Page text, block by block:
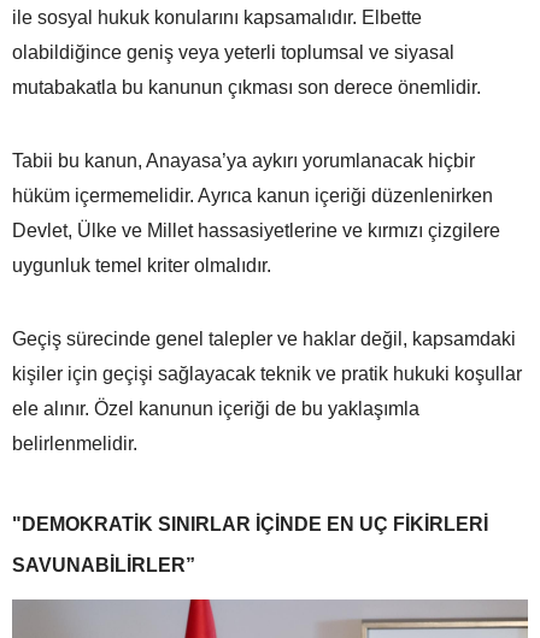
ile sosyal hukuk konularını kapsamalıdır. Elbette
olabildiğince geniş veya yeterli toplumsal ve siyasal
mutabakatla bu kanunun çıkması son derece önemlidir.
Tabii bu kanun, Anayasa’ya aykırı yorumlanacak hiçbir
hüküm içermemelidir. Ayrıca kanun içeriği düzenlenirken
Devlet, Ülke ve Millet hassasiyetlerine ve kırmızı çizgilere
uygunluk temel kriter olmalıdır.
Geçiş sürecinde genel talepler ve haklar değil, kapsamdaki
kişiler için geçişi sağlayacak teknik ve pratik hukuki koşullar
ele alınır. Özel kanunun içeriği de bu yaklaşımla
belirlenmelidir.
"DEMOKRATİK SINIRLAR İÇİNDE EN UÇ FİKİRLERİ
SAVUNABİLİRLER”